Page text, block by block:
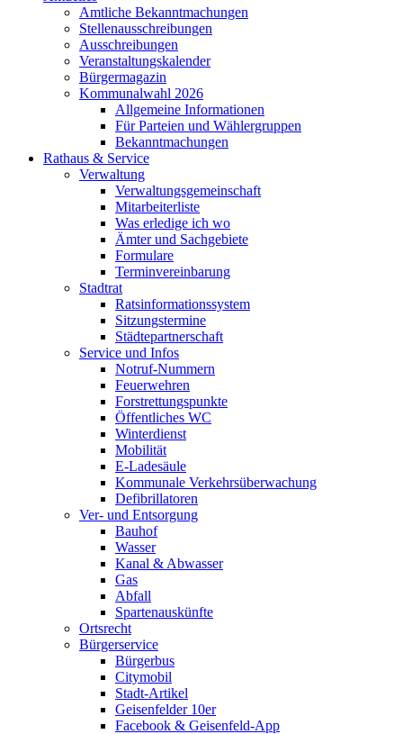
Amtliche Bekanntmachungen
Stellenausschreibungen
Ausschreibungen
Veranstaltungskalender
Bürgermagazin
Kommunalwahl 2026
Allgemeine Informationen
Für Parteien und Wählergruppen
Bekanntmachungen
Rathaus & Service
Verwaltung
Verwaltungsgemeinschaft
Mitarbeiterliste
Was erledige ich wo
Ämter und Sachgebiete
Formulare
Terminvereinbarung
Stadtrat
Ratsinformationssystem
Sitzungstermine
Städtepartnerschaft
Service und Infos
Notruf-Nummern
Feuerwehren
Forstrettungspunkte
Öffentliches WC
Winterdienst
Mobilität
E-Ladesäule
Kommunale Verkehrsüberwachung
Defibrillatoren
Ver- und Entsorgung
Bauhof
Wasser
Kanal & Abwasser
Gas
Abfall
Spartenauskünfte
Ortsrecht
Bürgerservice
Bürgerbus
Citymobil
Stadt-Artikel
Geisenfelder 10er
Facebook & Geisenfeld-App